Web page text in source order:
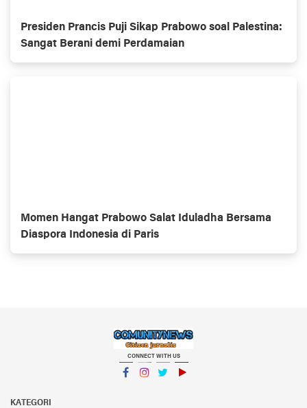
Presiden Prancis Puji Sikap Prabowo soal Palestina:
Sangat Berani demi Perdamaian
Momen Hangat Prabowo Salat Iduladha Bersama
Diaspora Indonesia di Paris
CONNECT WITH US
KATEGORI